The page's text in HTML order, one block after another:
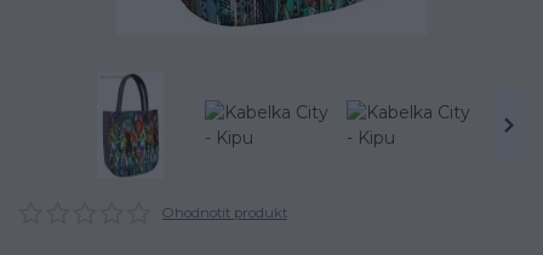
Ohodnotit produkt